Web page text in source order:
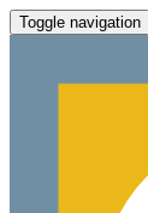
Toggle navigation